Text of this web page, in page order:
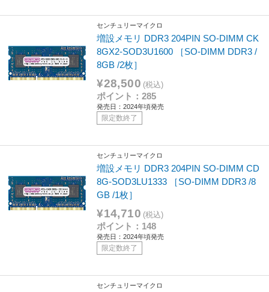
センチュリーマイクロ
増設メモリ DDR3 204PIN SO-DIMM CK
8GX2-SOD3U1600 ［SO-DIMM DDR3 /
8GB /2枚］
¥28,500 (税込)
ポイント：285
発売日：2024年頃発売
限定数終了
センチュリーマイクロ
増設メモリ DDR3 204PIN SO-DIMM CD
8G-SOD3LU1333 ［SO-DIMM DDR3 /8
GB /1枚］
¥14,710 (税込)
ポイント：148
発売日：2024年頃発売
限定数終了
センチュリーマイクロ